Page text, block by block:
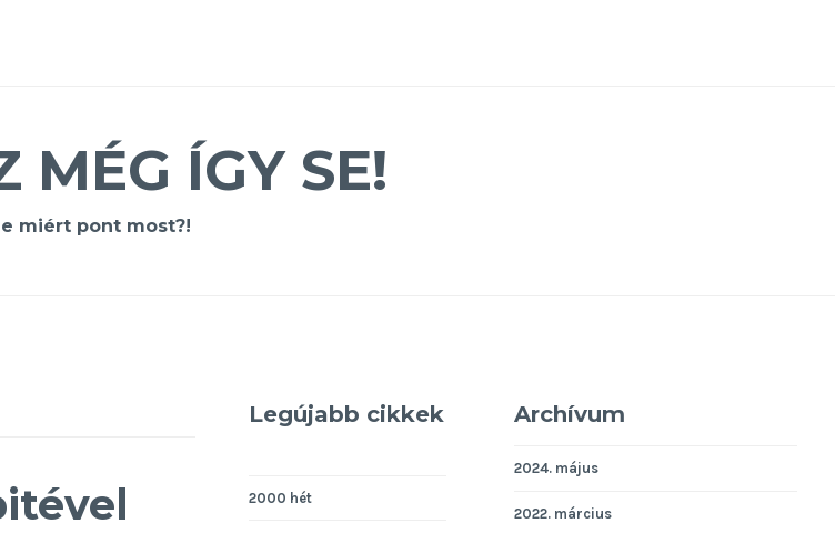
MÉG ÍGY SE!
miért pont most?!
Legújabb cikkek
2000 hét
Archívum
2024. május
2022. március